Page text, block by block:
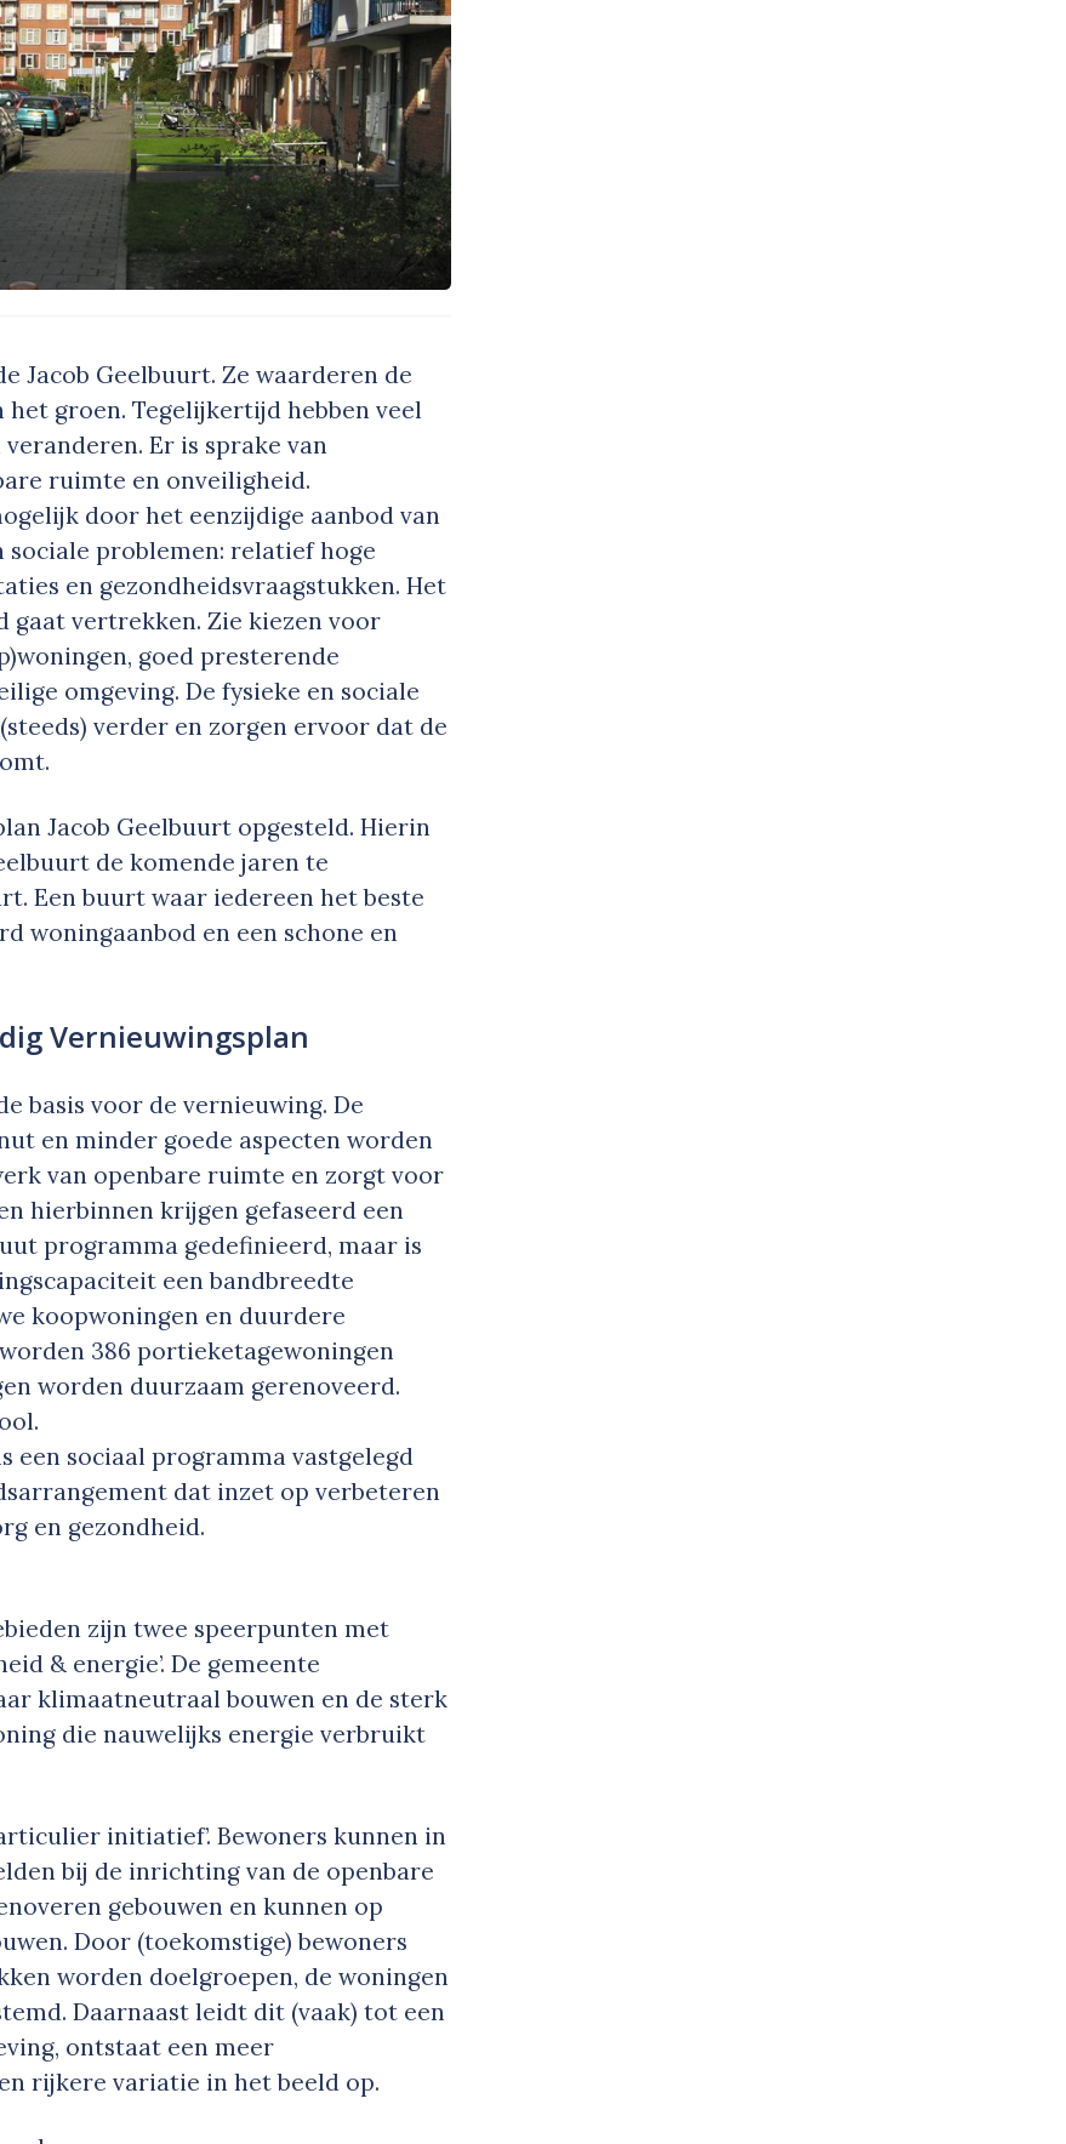
Jacob Geelbuurt. Ze waarderen de
groen. Tegelijkertijd hebben veel
Er is sprake van
ruimte en onveiligheid.
door het eenzijdige aanbod van
problemen: relatief hoge
en gezondheidsvraagstukken. Het
gaat vertrekken. Zie kiezen voor
goed presterende
omgeving. De fysieke en sociale
verder en zorgen ervoor dat de
Jacob Geelbuurt opgesteld. Hierin
de komende jaren te
Een buurt waar iedereen het beste
woningaanbod en een schone en
Vernieuwingsplan
basis voor de vernieuwing. De
en minder goede aspecten worden
van openbare ruimte en zorgt voor
hierbinnen krijgen gefaseerd een
programma gedefinieerd, maar is
een bandbreedte
koopwoningen en duurdere
386 portieketagewoningen
worden duurzaam gerenoveerd.
een sociaal programma vastgelegd
dat inzet op verbeteren
en gezondheid.
zijn twee speerpunten met
& energie’. De gemeente
klimaatneutraal bouwen en de sterk
die nauwelijks energie verbruikt
initiatief’. Bewoners kunnen in
bij de inrichting van de openbare
gebouwen en kunnen op
Door (toekomstige) bewoners
worden doelgroepen, de woningen
Daarnaast leidt dit (vaak) tot een
ontstaat een meer
rijkere variatie in het beeld op.